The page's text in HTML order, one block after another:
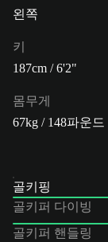
왼쪽
키
187cm / 6'2"
몸무게
67kg / 148파운드
골키핑
골키퍼 다이빙
골키퍼 핸들링